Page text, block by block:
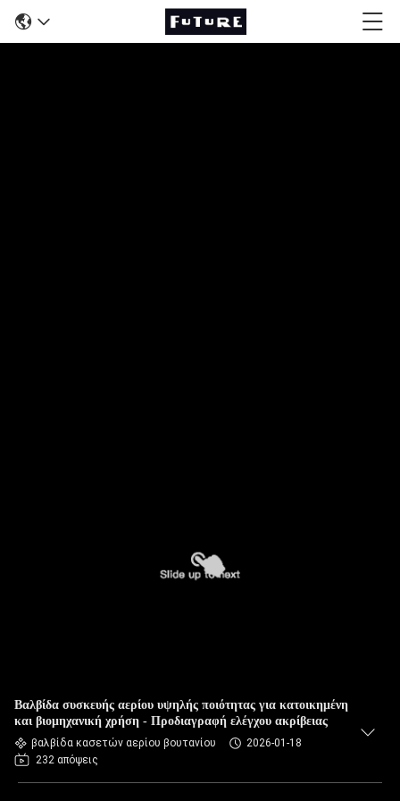
Βαλβίδα συσκευής αερίου υψηλής ποιότητας για κατοικημένη
και βιομηχανική χρήση - Προδιαγραφή ελέγχου ακρίβειας
βαλβίδα κασετών αερίου βουτανίου
2026-01-18
232 απόψεις